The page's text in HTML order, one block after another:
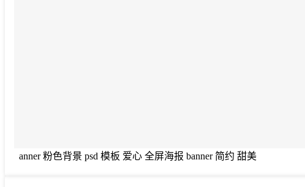
anner 粉色背景 psd 模板 爱心 全屏海报 banner 简约 甜美